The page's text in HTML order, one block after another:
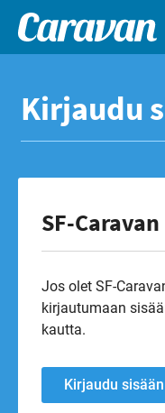
sisältöön
Caravan-
Leirintämatkailun
Kirjaudu
SF-
Jos olet SF-
kirjautumaan
kautta.
Kirjaudu sisään